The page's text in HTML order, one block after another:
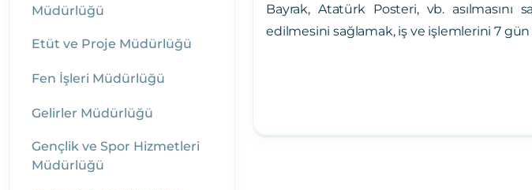
Müdürlüğü
Etüt ve Proje Müdürlüğü
Fen İşleri Müdürlüğü
Gelirler Müdürlüğü
Gençlik ve Spor Hizmetleri
Müdürlüğü
Bayrak, Atatürk Posteri, vb. asılmasını
edilmesini sağlamak, iş ve işlemlerini 7